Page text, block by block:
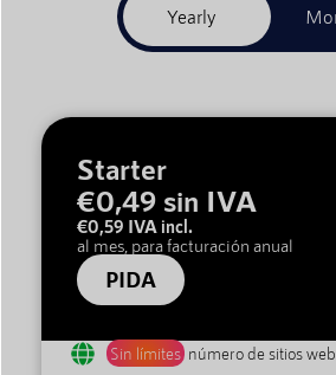
Starter
€0,49 sin IVA
€0,59 IVA incl.
al mes, para facturación anual
PIDA
Sin límites número de sitios web